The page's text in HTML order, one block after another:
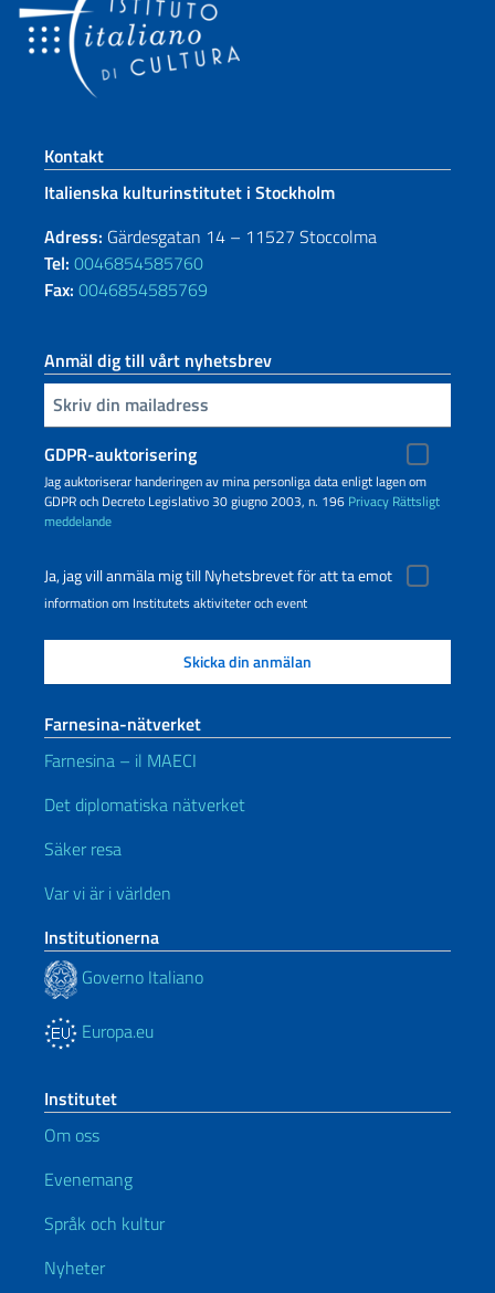
Footer section
Kontakt
Italienska kulturinstitutet i Stockholm
Adress: Gärdesgatan 14 – 11527 Stoccolma
Tel: 0046854585760
Fax: 0046854585769
Anmäl dig till vårt nyhetsbrev
Infoga din e-post
GDPR-auktorisering
Jag auktoriserar handeringen av mina personliga data enligt lagen om
GDPR och Decreto Legislativo 30 giugno 2003, n. 196 Privacy Rättsligt
meddelande
Ja, jag vill anmäla mig till Nyhetsbrevet för att ta emot
information om Institutets aktiviteter och event
Farnesina-nätverket
Farnesina – il MAECI
Det diplomatiska nätverket
Säker resa
Var vi är i världen
Institutionerna
Governo Italiano
Europa.eu
Institutet
Om oss
Evenemang
Språk och kultur
Nyheter